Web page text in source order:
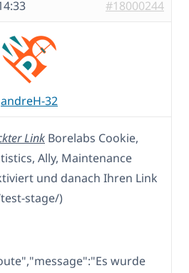
#18000244
andreH-32
Link Borelabs Cookie,
Ally, Maintenance
und danach Ihren Link
stage/)
wurde